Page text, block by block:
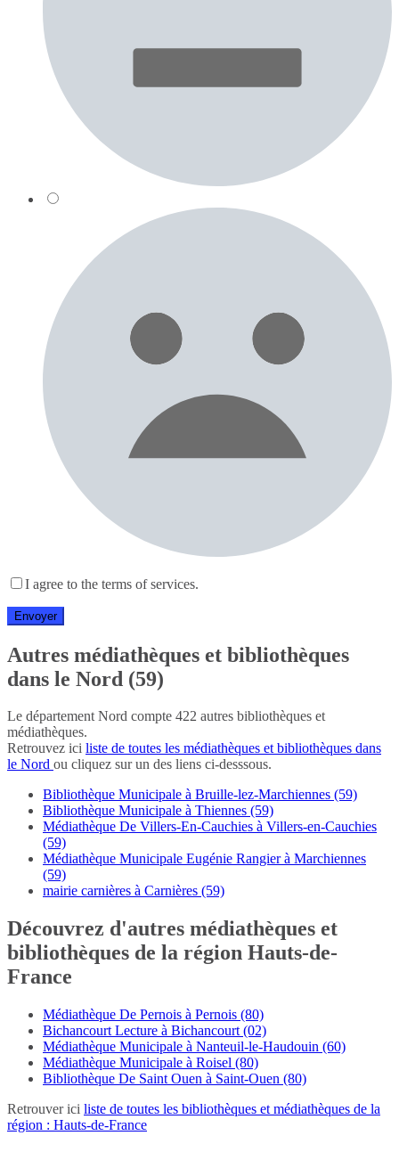
I agree to the terms of services.
Autres médiathèques et bibliothèques
dans le Nord (59)
Le département Nord compte 422 autres bibliothèques et
médiathèques.
Retrouvez ici liste de toutes les médiathèques et bibliothèques dans
le Nord ou cliquez sur un des liens ci-desssous.
Bibliothèque Municipale à Bruille-lez-Marchiennes (59)
Bibliothèque Municipale à Thiennes (59)
Médiathèque De Villers-En-Cauchies à Villers-en-Cauchies
(59)
Médiathèque Municipale Eugénie Rangier à Marchiennes
(59)
mairie carnières à Carnières (59)
Découvrez d'autres médiathèques et
bibliothèques de la région Hauts-de-
France
Médiathèque De Pernois à Pernois (80)
Bichancourt Lecture à Bichancourt (02)
Médiathèque Municipale à Nanteuil-le-Haudouin (60)
Médiathèque Municipale à Roisel (80)
Bibliothèque De Saint Ouen à Saint-Ouen (80)
Retrouver ici liste de toutes les bibliothèques et médiathèques de la
région : Hauts-de-France